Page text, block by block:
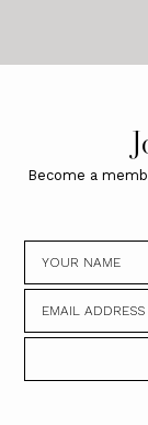
Become a